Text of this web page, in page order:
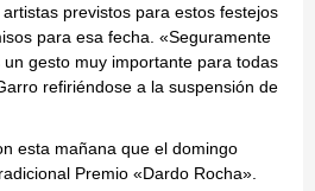
previstos para estos festejos
para esa fecha. «Seguramente
gesto muy importante para todas
refiriéndose a la suspensión de
esta mañana que el domingo
Premio «Dardo Rocha».